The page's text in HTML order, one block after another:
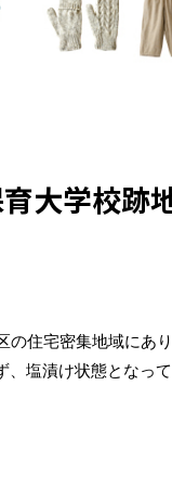
大学校跡
の住宅密集地域にあ
、塩漬け状態となっ